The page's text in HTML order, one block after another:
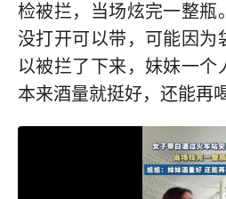
检被拦，当场炫完一整瓶
没打开可以带，可能因为
以被拦了下来，妹妹一个
本来酒量就挺好，还能再